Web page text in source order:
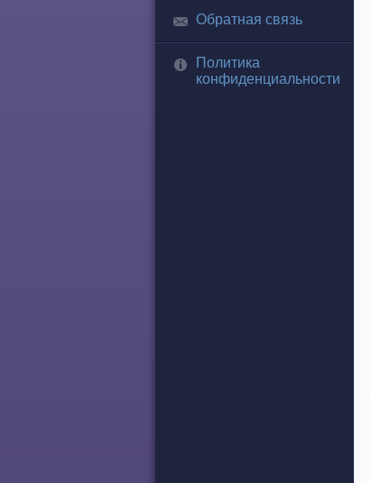
Обратная связь
Политика
конфиденциальности